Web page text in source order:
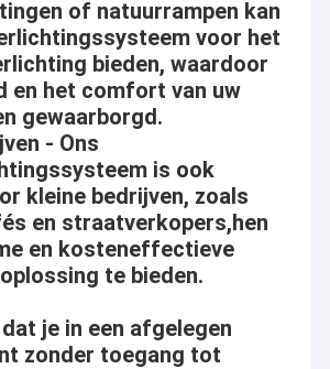
of natuurrampen kan
voor het
bieden, waardoor
en het comfort van uw
gewaarborgd.
- Ons
is ook
kleine bedrijven, zoals
en straatverkopers,hen
en kosteneffectieve
te bieden.
je in een afgelegen
zonder toegang tot